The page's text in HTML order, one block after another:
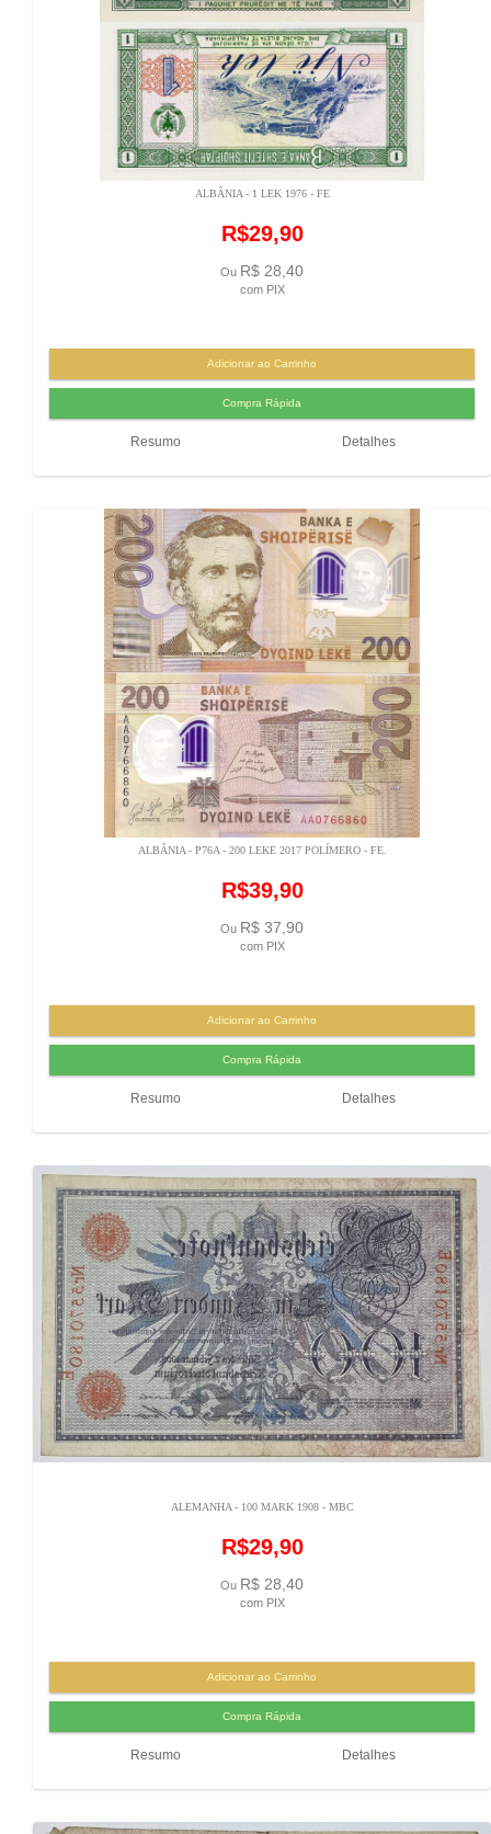
ALBÂNIA - 1 LEK 1976 - FE
R$29,90
Ou R$ 28,40
com PIX
Resumo Detalhes
ALBÂNIA - P76A - 200 LEKE 2017 POLÍMERO - FE.
R$39,90
Ou R$ 37,90
com PIX
Resumo Detalhes
ALEMANHA - 100 MARK 1908 - MBC
R$29,90
Ou R$ 28,40
com PIX
Resumo Detalhes